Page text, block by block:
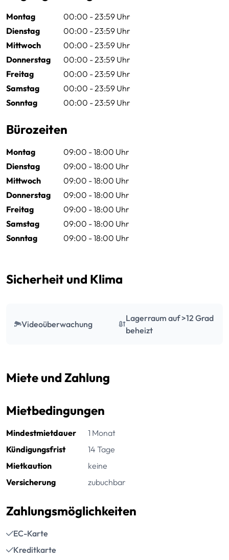
Montag
00:00 - 23:59 Uhr
Dienstag
00:00 - 23:59 Uhr
Mittwoch
00:00 - 23:59 Uhr
Donnerstag
00:00 - 23:59 Uhr
Freitag
00:00 - 23:59 Uhr
Samstag
00:00 - 23:59 Uhr
Sonntag
00:00 - 23:59 Uhr
Bürozeiten
Montag
09:00 - 18:00 Uhr
Dienstag
09:00 - 18:00 Uhr
Mittwoch
09:00 - 18:00 Uhr
Donnerstag
09:00 - 18:00 Uhr
Freitag
09:00 - 18:00 Uhr
Samstag
09:00 - 18:00 Uhr
Sonntag
09:00 - 18:00 Uhr
Sicherheit und Klima
Videoüberwachung
Lagerraum auf >12 Grad
beheizt
Miete und Zahlung
Mietbedingungen
Mindestmietdauer
1 Monat
Kündigungsfrist
14 Tage
Mietkaution
keine
Versicherung
zubuchbar
Zahlungsmöglichkeiten
EC-Karte
Kreditkarte